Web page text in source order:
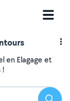
en Elagage et
!